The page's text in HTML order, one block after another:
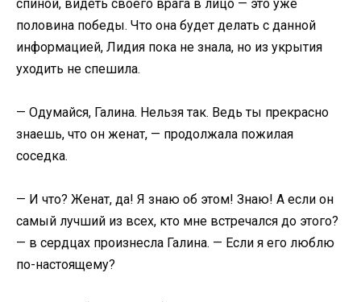
спиной, видеть своего врага в лицо — это уже
половина победы. Что она будет делать с данной
информацией, Лидия пока не знала, но из укрытия
уходить не спешила.
— Одумайся, Галина. Нельзя так. Ведь ты прекрасно
знаешь, что он женат, — продолжала пожилая
соседка.
— И что? Женат, да! Я знаю об этом! Знаю! А если он
самый лучший из всех, кто мне встречался до этого?
— в сердцах произнесла Галина. — Если я его люблю
по-настоящему?